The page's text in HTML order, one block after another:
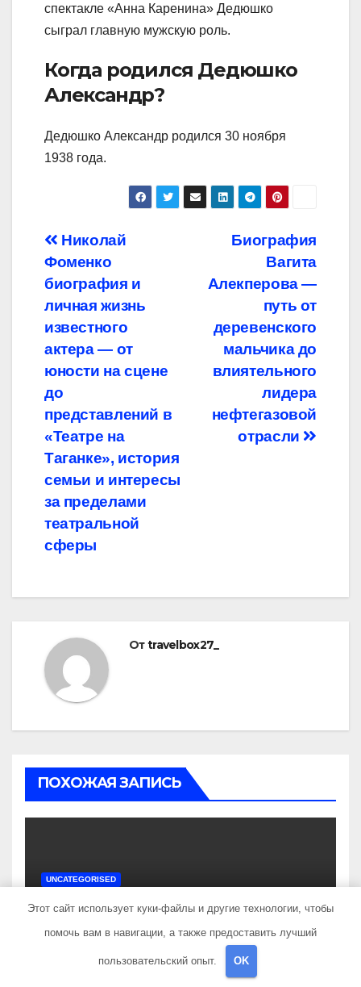
спектакле «Анна Каренина» Дедюшко
сыграл главную мужскую роль.
Когда родился Дедюшко
Александр?
Дедюшко Александр родился 30 ноября
1938 года.
Навигация
по
записям
Биография
Вагита
Алекперова —
путь от
деревенского
мальчика до
влиятельного
лидера
нефтегазовой
отрасли
Николай
Фоменко
биография и
личная жизнь
известного
актера — от
юности на сцене
до
представлений в
«Театре на
Таганке», история
семьи и интересы
за пределами
театральной
сферы
Отtravelbox27_
ПОХОЖАЯ ЗАПИСЬ
UNCATEGORISED
Состав и биография
российской поп-группы
«Иванушки интернешнл»
— история успеха, музыка
и судьбы участников
Этот сайт использует куки-файлы и другие технологии, чтобы
помочь вам в навигации, а также предоставить лучший
пользовательский опыт. OK